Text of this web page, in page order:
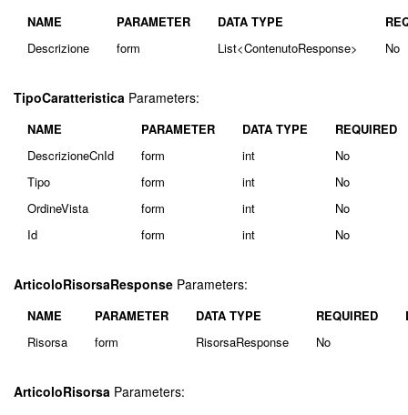
NAME PARAMETER DATA TYPE
Descrizione
form List<ContenutoResponse> No
TipoCaratteristica Parameters:
NAME PARAMETER DATA TYPE
REQUIRED
DescrizioneCnId
form int
No
Tipo
form int
No
OrdineVista
form int
No
Id
form int No
ArticoloRisorsaResponse Parameters:
NAME PARAMETER DATA TYPE REQUIRED
Risorsa
form RisorsaResponse No
ArticoloRisorsa Parameters: